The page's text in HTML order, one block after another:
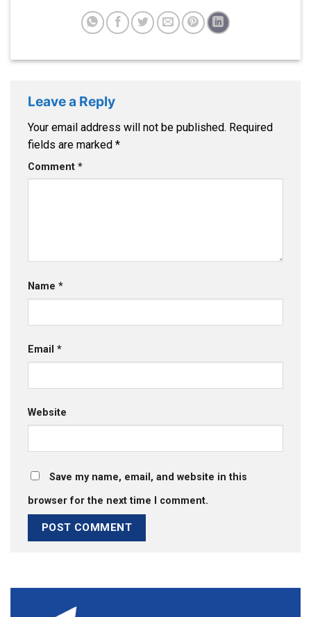
Leave a Reply
Your email address will not be published. Required
fields are marked *
Comment *
Name *
Email *
Website
Save my name, email, and website in this
browser for the next time I comment.